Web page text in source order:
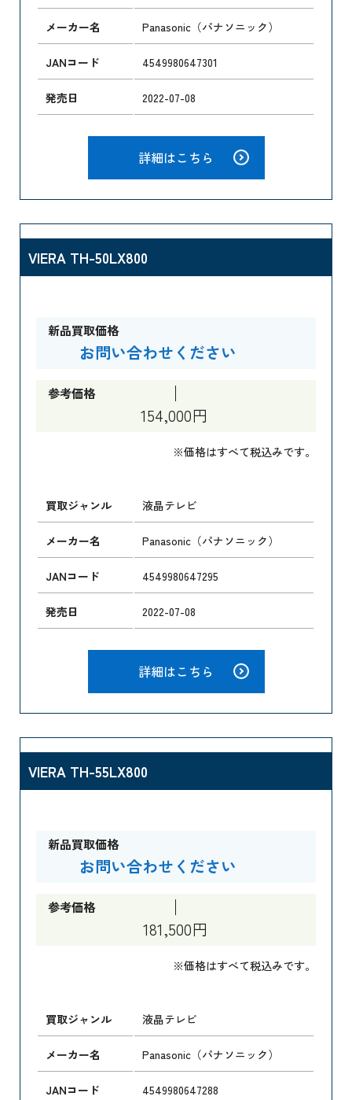
メーカー名 Panasonic（パナソニック）
JANコード 4549980647301
発売日 2022-07-08
詳細はこちら
VIERA TH-50LX800
新品買取価格
お問い合わせください
参考価格
154,000円
※価格はすべて税込みです。
買取ジャンル 液晶テレビ
メーカー名 Panasonic（パナソニック）
JANコード 4549980647295
発売日 2022-07-08
詳細はこちら
VIERA TH-55LX800
新品買取価格
お問い合わせください
参考価格
181,500円
※価格はすべて税込みです。
買取ジャンル 液晶テレビ
メーカー名 Panasonic（パナソニック）
JANコード 4549980647288